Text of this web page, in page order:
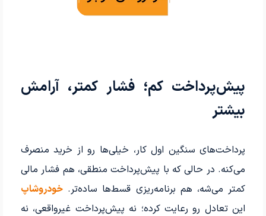
پیش‌پرداخت کم؛ فشار کمتر، آرامش
بیشتر
پرداخت‌های سنگین اول کار، خیلی‌ها رو از خرید منصرف
می‌کنه. در حالی که با پیش‌پرداخت منطقی، هم فشار مالی
کمتر می‌شه، هم برنامه‌ریزی قسط‌ها ساده‌تر.خودروشاپ
این تعادل رو رعایت کرده؛ نه پیش‌پرداخت غیرواقعی، نه